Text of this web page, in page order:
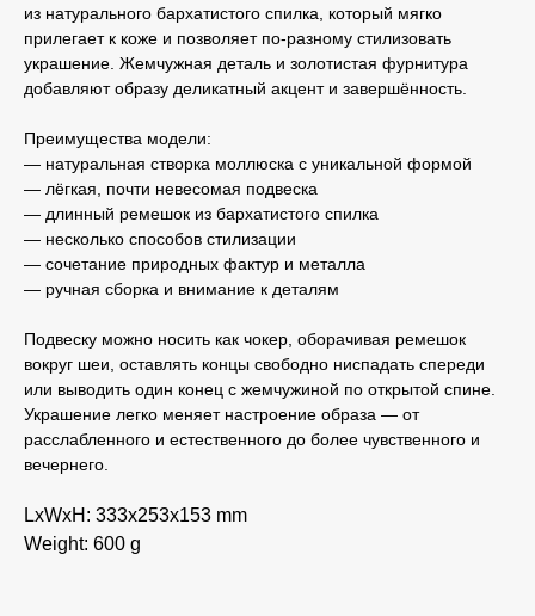
из натурального бархатистого спилка, который мягко
прилегает к коже и позволяет по-разному стилизовать
украшение. Жемчужная деталь и золотистая фурнитура
добавляют образу деликатный акцент и завершённость.
Преимущества модели:
— натуральная створка моллюска с уникальной формой
— лёгкая, почти невесомая подвеска
— длинный ремешок из бархатистого спилка
— несколько способов стилизации
— сочетание природных фактур и металла
— ручная сборка и внимание к деталям
Подвеску можно носить как чокер, оборачивая ремешок
вокруг шеи, оставлять концы свободно ниспадать спереди
или выводить один конец с жемчужиной по открытой спине.
Украшение легко меняет настроение образа — от
расслабленного и естественного до более чувственного и
вечернего.
LxWxH: 333x253x153 mm
Weight: 600 g